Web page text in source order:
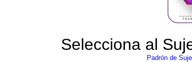
Selecciona al
Padrón de